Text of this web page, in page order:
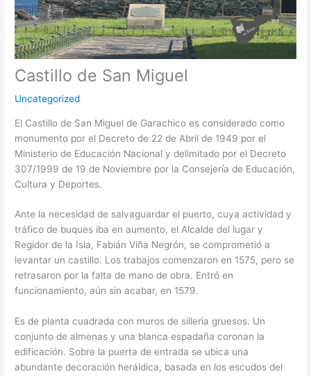
Castillo de San Miguel
Uncategorized
El Castillo de San Miguel de Garachico es considerado como
monumento por el Decreto de 22 de Abril de 1949 por el
Ministerio de Educación Nacional y delimitado por el Decreto
307/1999 de 19 de Noviembre por la Consejería de Educación,
Cultura y Deportes.
Ante la necesidad de salvaguardar el puerto, cuya actividad y
tráfico de buques iba en aumento, el Alcalde del lugar y
Regidor de la Isla, Fabián Viña Negrón, se comprometió a
levantar un castillo. Los trabajos comenzaron en 1575, pero se
retrasaron por la falta de mano de obra. Entró en
funcionamiento, aún sin acabar, en 1579.
Es de planta cuadrada con muros de sillería gruesos. Un
conjunto de almenas y una blanca espadaña coronan la
edificación. Sobre la puerta de entrada se ubica una
abundante decoración heráldica, basada en los escudos del